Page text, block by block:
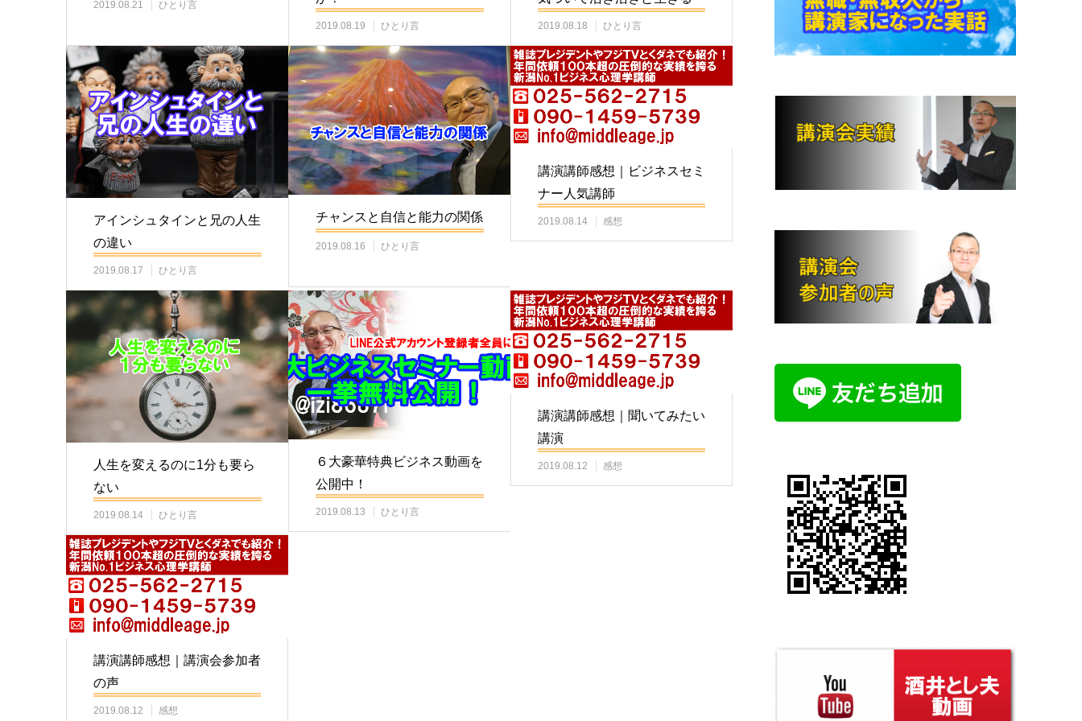
2019.08.21 ひとり言
2019.08.19 ひとり言 2019.08.18 ひとり言
アインシュタインと兄の人生
の違い
2019.08.17 ひとり言
チャンスと自信と能力の関係
2019.08.16 ひとり言
講演講師感想｜ビジネスセミ
ナー人気講師
2019.08.14 感想
人生を変えるのに1分も要ら
ない
2019.08.14 ひとり言
６大豪華特典ビジネス動画を
公開中！
2019.08.13 ひとり言
講演講師感想｜聞いてみたい
講演
2019.08.12 感想
講演講師感想｜講演会参加者
の声
2019.08.12 感想